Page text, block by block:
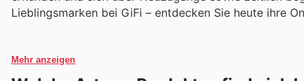
Lieblingsmarken bei GiFi – entdecken Sie heute ihre
Mehr anzeigen